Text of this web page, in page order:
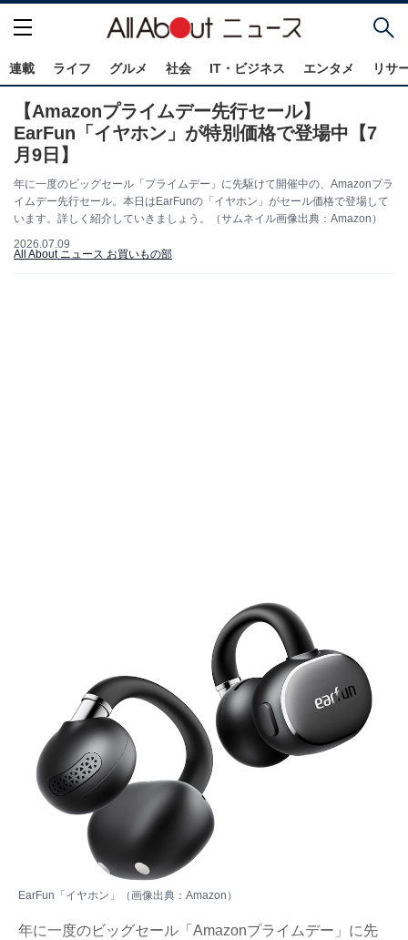
連載 ライフ グルメ 社会 IT・ビジネス エンタメ リサ
【Amazonプライムデー先行セール】
EarFun「イヤホン」が特別価格で登場中【7
月9日】
年に一度のビッグセール「プライムデー」に先駆けて開催中の、Amazonプラ
イムデー先行セール。本日はEarFunの「イヤホン」がセール価格で登場して
います。詳しく紹介していきましょう。（サムネイル画像出典：Amazon）
2026.07.09
All About ニュース お買いもの部
EarFun「イヤホン」（画像出典：Amazon）
年に一度のビッグセール「Amazonプライムデー」に先